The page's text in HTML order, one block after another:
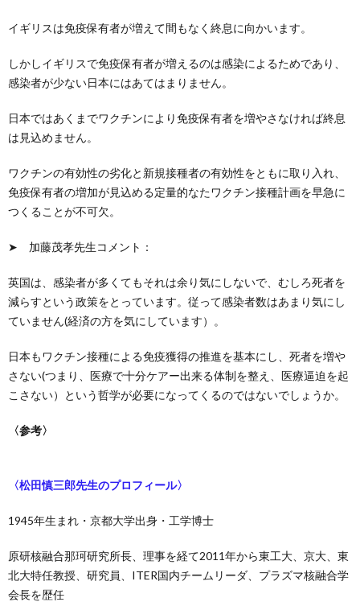
イギリスは免疫保有者が増えて間もなく終息に向かいます。
しかしイギリスで免疫保有者が増えるのは感染によるためであり、
感染者が少ない日本にはあてはまりません。
日本ではあくまでワクチンにより免疫保有者を増やさなければ終息
は見込めません。
ワクチンの有効性の劣化と新規接種者の有効性をともに取り入れ、
免疫保有者の増加が見込める定量的なたワクチン接種計画を早急に
つくることが不可欠。
➤ 加藤茂孝先生コメント：
英国は、感染者が多くてもそれは余り気にしないで、むしろ死者を
減らすという政策をとっています。従って感染者数はあまり気にし
ていません(経済の方を気にしています）。
日本もワクチン接種による免疫獲得の推進を基本にし、死者を増や
さない(つまり、医療で十分ケアー出来る体制を整え、医療逼迫を起
こさない）という哲学が必要になってくるのではないでしょうか。
〈参考〉
〈松田慎三郎先生のプロフィール〉
1945年生まれ・京都大学出身・工学博士
原研核融合那珂研究所長、理事を経て2011年から東工大、京大、東
北大特任教授、研究員、ITER国内チームリーダ、プラズマ核融合学
会長を歴任